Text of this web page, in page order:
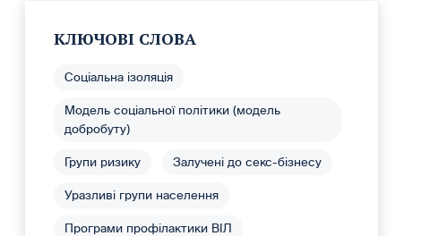
КЛЮЧОВІ СЛОВА
Соціальна ізоляція
Модель соціальної політики (модель
добробуту)
Групи ризику Залучені до секс-бізнесу
Уразливі групи населення
Програми профілактики ВІЛ